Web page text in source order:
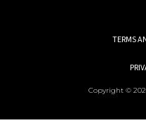
TERMS
Copyright ©